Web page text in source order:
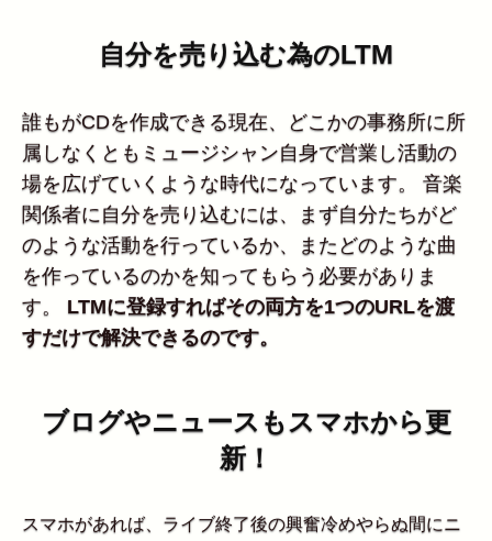
自分を売り込む為のLTM
誰もがCDを作成できる現在、どこかの事務所に所
属しなくともミュージシャン自身で営業し活動の
場を広げていくような時代になっています。 音楽
関係者に自分を売り込むには、まず自分たちがど
のような活動を行っているか、またどのような曲
を作っているのかを知ってもらう必要がありま
す。 LTMに登録すればその両方を1つのURLを渡
すだけで解決できるのです。
ブログやニュースもスマホから更
新！
スマホがあれば、ライブ終了後の興奮冷めやらぬ間にニ